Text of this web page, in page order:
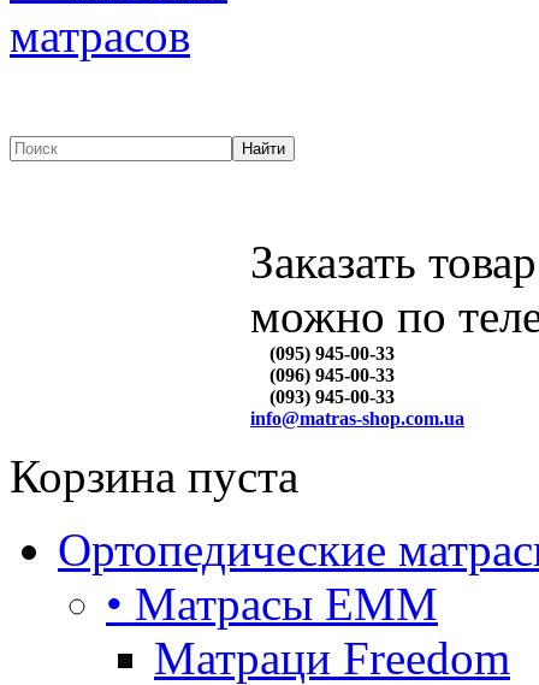
Заказать товар
можно по
(095) 945-00-33
(096) 945-00-33
(093) 945-00-33
info@matras-shop.com.ua
Корзина пуста
Ортопедические
• Матрасы ЕММ
Матраци Freedom